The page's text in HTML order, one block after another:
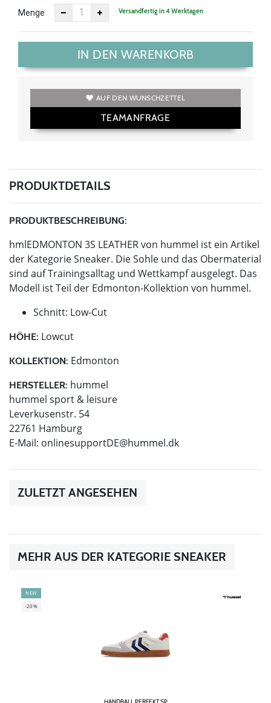
Menge Versandfertig in 4 Werktagen
IN DEN WARENKORB
AUF DEN WUNSCHZETTEL
TEAMANFRAGE
PRODUKTDETAILS
PRODUKTBESCHREIBUNG:
hmlEDMONTON 3S LEATHER von hummel ist ein Artikel
der Kategorie Sneaker. Die Sohle und das Obermaterial
sind auf Trainingsalltag und Wettkampf ausgelegt. Das
Modell ist Teil der Edmonton-Kollektion von hummel.
Schnitt: Low-Cut
HÖHE: Lowcut
KOLLEKTION: Edmonton
HERSTELLER: hummel
hummel sport & leisure
Leverkusenstr. 54
22761 Hamburg
E-Mail: onlinesupportDE@hummel.dk
ZULETZT ANGESEHEN
MEHR AUS DER KATEGORIE SNEAKER
NEW
-20%
HANDBALL PERFEKT SP